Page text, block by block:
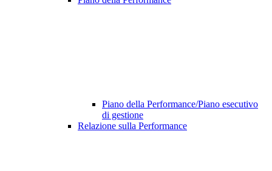
Piano della Performance/Piano esecutivo
di gestione
Relazione sulla Performance